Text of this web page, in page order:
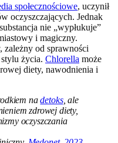
społecznościowe, uczynił
oczyszczających. Jednak
nie „wypłukuje”
i magiczny.
zależny od sprawności
życia. Chlorella może
diety, nawodnienia i
nadetoks, ale
zdrowej diety,
oczyszczania